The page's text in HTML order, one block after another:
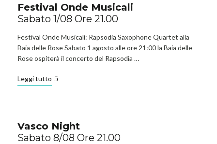
Festival Onde Musicali
Sabato 1/08 Ore 21.00
Festival Onde Musicali: Rapsodia Saxophone Quartet alla
Baia delle Rose Sabato 1 agosto alle ore 21:00 la Baia delle
Rose ospiterà il concerto del Rapsodia …
Leggi tutto
Vasco Night
Sabato 8/08 Ore 21.00